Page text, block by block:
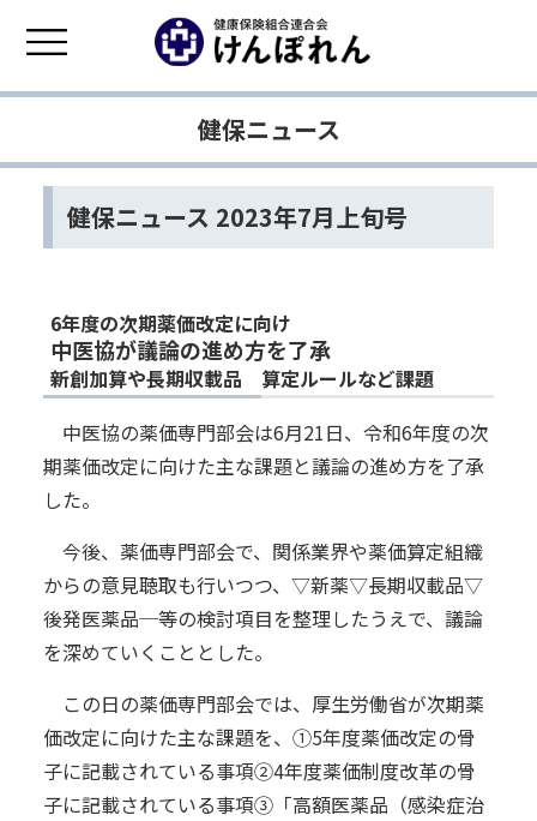
健保ニュース
健保ニュース 2023年7月上旬号
6年度の次期薬価改定に向け
中医協が議論の進め方を了承
新創加算や長期収載品 算定ルールなど課題
中医協の薬価専門部会は6月21日、令和6年度の次
期薬価改定に向けた主な課題と議論の進め方を了承
した。
今後、薬価専門部会で、関係業界や薬価算定組織
からの意見聴取も行いつつ、▽新薬▽長期収載品▽
後発医薬品─等の検討項目を整理したうえで、議論
を深めていくこととした。
この日の薬価専門部会では、厚生労働省が次期薬
価改定に向けた主な課題を、①5年度薬価改定の骨
子に記載されている事項②4年度薬価制度改革の骨
子に記載されている事項③「高額医薬品（感染症治